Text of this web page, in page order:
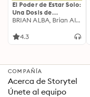
El Poder de Estar Solo:
Una Dosis de
Motivación
Ideas Revolucionarias
BRIAN ALBA, Brian Alba
4.3
COMPAÑÍA
Acerca de Storytel
Únete al equipo